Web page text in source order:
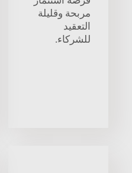
مربحة وقليلة
التعقيد
للشركاء.